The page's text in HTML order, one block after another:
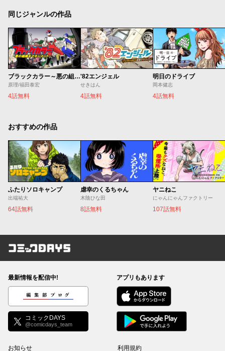
同じジャンルの作品
ブラックカラー～悪の組織をマネジメント～
原理/福田泰宏
4話無料
'82エンジェル
せきはん
4話無料
明日のドライブ
岡本健志
4話無料
おすすめの作品
ふたりソロキャンプ
出端祐大
64話無料
虐幸のくるちゃん
木陰ひな田
8話無料
ヤニねこ
にゃんにゃんファクトリー
107話無料
コミックDAYS
最新情報を配信中!
編集部ブログ
コミックDAYS
@comicdays_team
アプリもあります
お知らせ 利用規約